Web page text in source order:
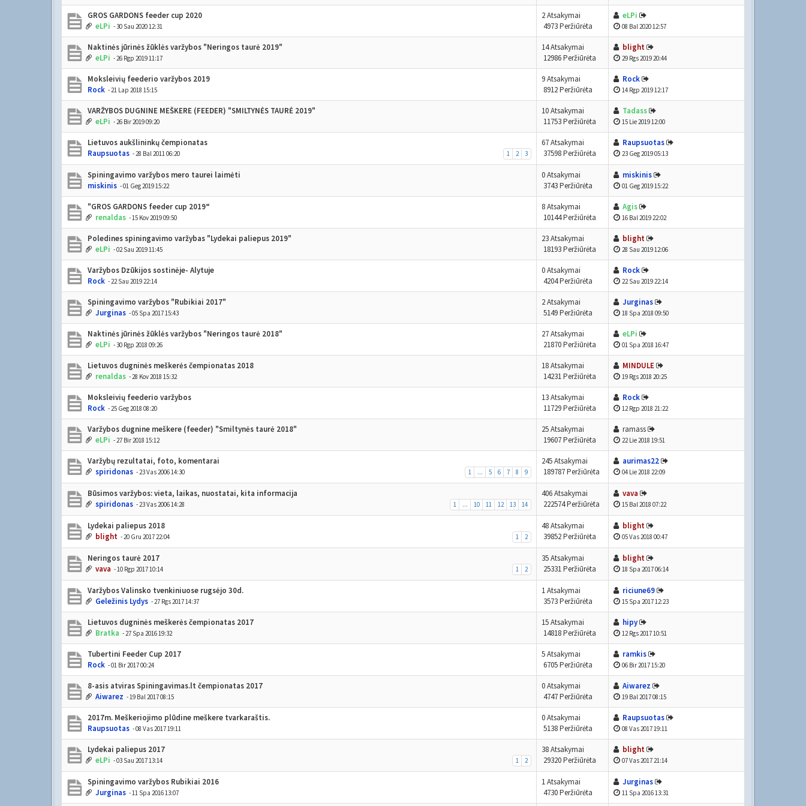
GROS GARDONS feeder cup 2020
eLPi - 30 Sau 2020 12:31
2 Atsakymai
4973 Peržiūrėta
eLPi
08 Bal 2020 12:57
Naktinės jūrinės žūklės varžybos "Neringos taurė 2019"
eLPi - 26 Rgp 2019 11:17
14 Atsakymai
12986 Peržiūrėta
blight
29 Rgs 2019 20:44
Moksleivių feederio varžybos 2019
Rock - 21 Lap 2018 15:15
9 Atsakymai
8912 Peržiūrėta
Rock
14 Rgp 2019 12:17
VARŽYBOS DUGNINE MEŠKERE (FEEDER) "SMILTYNĖS TAURĖ 2019"
eLPi - 26 Bir 2019 09:20
10 Atsakymai
11753 Peržiūrėta
Tadass
15 Lie 2019 12:00
Lietuvos aukšlininkų čempionatas
1 2 3
Raupsuotas - 28 Bal 2011 06:20
67 Atsakymai
37598 Peržiūrėta
Raupsuotas
23 Geg 2019 05:13
Spiningavimo varžybos mero taurei laimėti
miskinis - 01 Geg 2019 15:22
0 Atsakymai
3743 Peržiūrėta
miskinis
01 Geg 2019 15:22
"GROS GARDONS feeder cup 2019“
renaldas - 15 Kov 2019 09:50
8 Atsakymai
10144 Peržiūrėta
Agis
16 Bal 2019 22:02
Poledines spiningavimo varžybas "Lydekai paliepus 2019"
eLPi - 02 Sau 2019 11:45
23 Atsakymai
18193 Peržiūrėta
blight
28 Sau 2019 12:06
Varžybos Dzūkijos sostinėje- Alytuje
Rock - 22 Sau 2019 22:14
0 Atsakymai
4204 Peržiūrėta
Rock
22 Sau 2019 22:14
Spiningavimo varžybos "Rubikiai 2017"
Jurginas - 05 Spa 2017 15:43
2 Atsakymai
5149 Peržiūrėta
Jurginas
18 Spa 2018 09:50
Naktinės jūrinės žūklės varžybos "Neringos taurė 2018"
eLPi - 30 Rgp 2018 09:26
27 Atsakymai
21870 Peržiūrėta
eLPi
01 Spa 2018 16:47
Lietuvos dugninės meškerės čempionatas 2018
renaldas - 28 Kov 2018 15:32
18 Atsakymai
14231 Peržiūrėta
MINDULE
19 Rgs 2018 20:25
Moksleivių feederio varžybos
Rock - 25 Geg 2018 08:20
13 Atsakymai
11729 Peržiūrėta
Rock
12 Rgp 2018 21:22
Varžybos dugnine meškere (feeder) "Smiltynės taurė 2018"
eLPi - 27 Bir 2018 15:12
25 Atsakymai
19607 Peržiūrėta
ramass
22 Lie 2018 19:51
Varžybų rezultatai, foto, komentarai
1 ... 5 6 7 8 9
spiridonas - 23 Vas 2006 14:30
245 Atsakymai
189787 Peržiūrėta
aurimas22
04 Lie 2018 22:09
Būsimos varžybos: vieta, laikas, nuostatai, kita informacija
1 ... 10 11 12 13 14
spiridonas - 23 Vas 2006 14:28
406 Atsakymai
222574 Peržiūrėta
vava
15 Bal 2018 07:22
Lydekai paliepus 2018
1 2
blight - 20 Gru 2017 22:04
48 Atsakymai
39852 Peržiūrėta
blight
05 Vas 2018 00:47
Neringos taurė 2017
1 2
vava - 10 Rgp 2017 10:14
35 Atsakymai
25331 Peržiūrėta
blight
18 Spa 2017 06:14
Varžybos Valinsko tvenkiniuose rugsėjo 30d.
Geležinis Lydys - 27 Rgs 2017 14:37
1 Atsakymai
3573 Peržiūrėta
riciune69
15 Spa 2017 12:23
Lietuvos dugninės meškerės čempionatas 2017
Bratka - 27 Spa 2016 19:32
15 Atsakymai
14818 Peržiūrėta
hipy
12 Rgs 2017 10:51
Tubertini Feeder Cup 2017
Rock - 01 Bir 2017 00:24
5 Atsakymai
6705 Peržiūrėta
ramkis
06 Bir 2017 15:20
8-asis atviras Spiningavimas.lt čempionatas 2017
Aiwarez - 19 Bal 2017 08:15
0 Atsakymai
4747 Peržiūrėta
Aiwarez
19 Bal 2017 08:15
2017m. Meškeriojimo plūdine meškere tvarkaraštis.
Raupsuotas - 08 Vas 2017 19:11
0 Atsakymai
5138 Peržiūrėta
Raupsuotas
08 Vas 2017 19:11
Lydekai paliepus 2017
1 2
eLPi - 03 Sau 2017 13:14
38 Atsakymai
29320 Peržiūrėta
blight
07 Vas 2017 21:14
Spiningavimo varžybos Rubikiai 2016
Jurginas - 11 Spa 2016 13:07
1 Atsakymai
4730 Peržiūrėta
Jurginas
11 Spa 2016 13:31